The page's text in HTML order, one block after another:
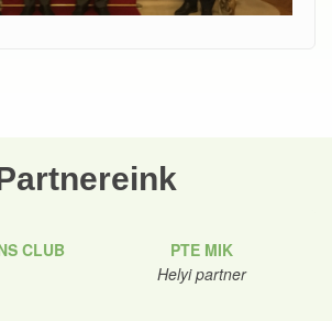
CLUB
PTE MIK
Helyi partner